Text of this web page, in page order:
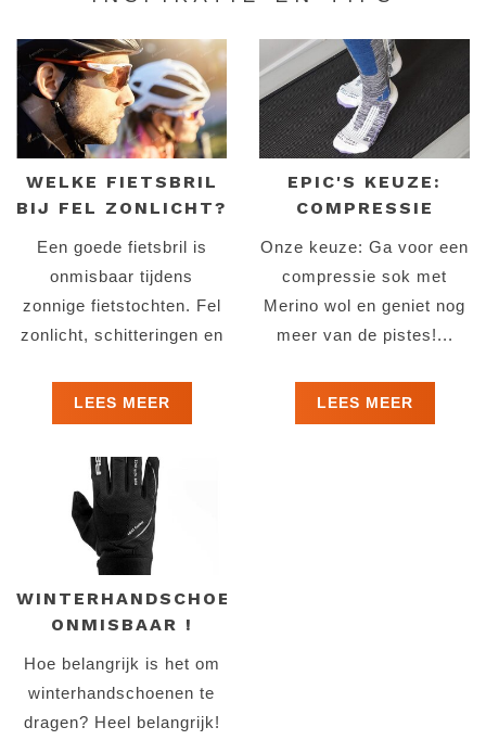
WELKE FIETSBRIL
BIJ FEL ZONLICHT?
Een goede fietsbril is
onmisbaar tijdens
zonnige fietstochten. Fel
zonlicht, schitteringen en
zicht verminderen en
zorgen voor v...
LEES MEER
EPIC'S KEUZE:
COMPRESSIE
MERINO WOL!
Onze keuze: Ga voor een
compressie sok met
Merino wol en geniet nog
meer van de pistes!...
LEES MEER
WINTERHANDSCHOENEN..
ONMISBAAR !
Hoe belangrijk is het om
winterhandschoenen te
dragen? Heel belangrijk!